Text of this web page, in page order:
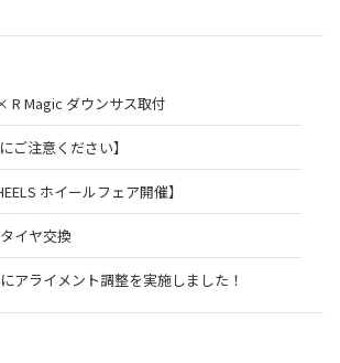
R Magic ダウンサス取付
ご注意ください】
ホイールフェア開催】
イヤ交換
アライメント調整を実施しました！